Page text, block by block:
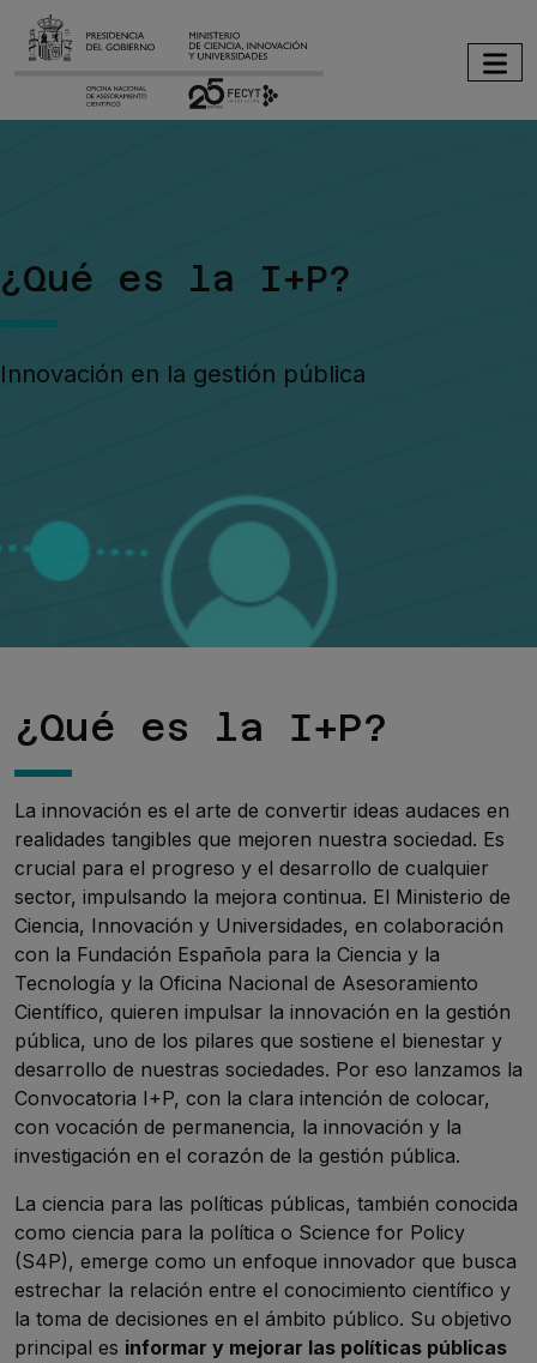
Pasar al contenido principal
Imagen
¿Qué es la I+P?
Innovación en la gestión pública
¿Qué es la I+P?
La innovación es el arte de convertir ideas audaces en
realidades tangibles que mejoren nuestra sociedad. Es
crucial para el progreso y el desarrollo de cualquier
sector, impulsando la mejora continua. El Ministerio de
Ciencia, Innovación y Universidades, en colaboración
con la Fundación Española para la Ciencia y la
Tecnología y la Oficina Nacional de Asesoramiento
Científico, quieren impulsar la innovación en la gestión
pública, uno de los pilares que sostiene el bienestar y
desarrollo de nuestras sociedades. Por eso lanzamos la
Convocatoria I+P, con la clara intención de colocar,
con vocación de permanencia, la innovación y la
investigación en el corazón de la gestión pública.
La ciencia para las políticas públicas, también conocida
como ciencia para la política o Science for Policy
(S4P), emerge como un enfoque innovador que busca
estrechar la relación entre el conocimiento científico y
la toma de decisiones en el ámbito público. Su objetivo
principal es informar y mejorar las políticas públicas